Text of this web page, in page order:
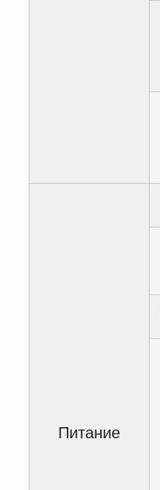
Питание